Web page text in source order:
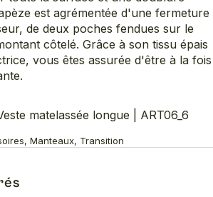
est agrémentée d'une fermeture
de deux poches fendues sur le
côtelé. Grâce à son tissu épais
vous êtes assurée d'être à la fois
matelassée longue | ART06_6
Manteaux, Transition